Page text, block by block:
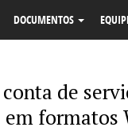
DOCUMENTOS
de
formatos